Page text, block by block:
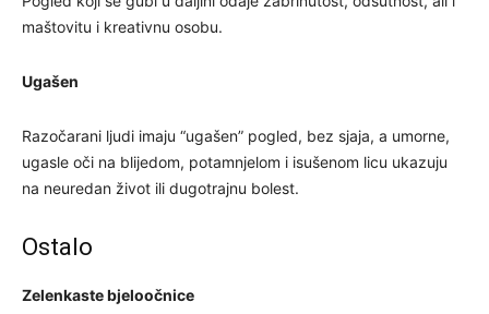
maštovitu i kreativnu osobu.
Ugašen
Razočarani ljudi imaju “ugašen” pogled, bez sjaja, a umorne,
ugasle oči na blijedom, potamnjelom i isušenom licu ukazuju
na neuredan život ili dugotrajnu bolest.
Ostalo
Zelenkaste bjeloočnice